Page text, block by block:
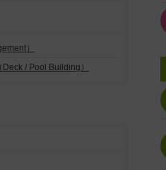
）
/ Pool Building）